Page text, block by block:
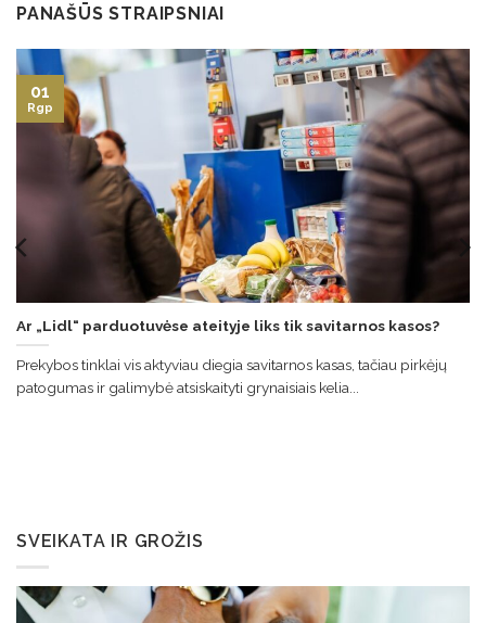
PANAŠŪS STRAIPSNIAI
Ar „Lidl“ parduotuvėse ateityje liks tik savitarnos kasos?
Prekybos tinklai vis aktyviau diegia savitarnos kasas, tačiau pirkėjų
patogumas ir galimybė atsiskaityti grynaisiais kelia...
01
Rgp
SVEIKATA IR GROŽIS